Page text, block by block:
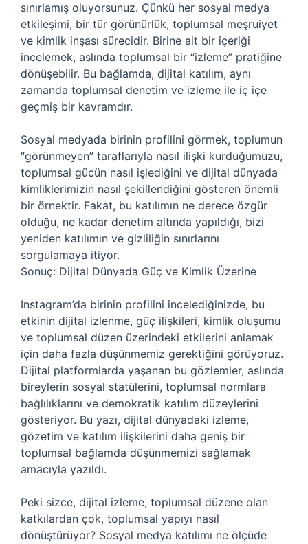
sınırlamış oluyorsunuz. Çünkü her sosyal medya
etkileşimi, bir tür görünürlük, toplumsal meşruiyet
ve kimlik inşası sürecidir. Birine ait bir içeriği
incelemek, aslında toplumsal bir “izleme” pratiğine
dönüşebilir. Bu bağlamda, dijital katılım, aynı
zamanda toplumsal denetim ve izleme ile iç içe
geçmiş bir kavramdır.
Sosyal medyada birinin profilini görmek, toplumun
“görünmeyen” taraflarıyla nasıl ilişki kurduğumuzu,
toplumsal gücün nasıl işlediğini ve dijital dünyada
kimliklerimizin nasıl şekillendiğini gösteren önemli
bir örnektir. Fakat, bu katılımın ne derece özgür
olduğu, ne kadar denetim altında yapıldığı, bizi
yeniden katılımın ve gizliliğin sınırlarını
sorgulamaya itiyor.
Sonuç: Dijital Dünyada Güç ve Kimlik Üzerine
Instagram’da birinin profilini incelediğinizde, bu
etkinin dijital izlenme, güç ilişkileri, kimlik oluşumu
ve toplumsal düzen üzerindeki etkilerini anlamak
için daha fazla düşünmemiz gerektiğini görüyoruz.
Dijital platformlarda yaşanan bu gözlemler, aslında
bireylerin sosyal statülerini, toplumsal normlara
bağlılıklarını ve demokratik katılım düzeylerini
gösteriyor. Bu yazı, dijital dünyadaki izleme,
gözetim ve katılım ilişkilerini daha geniş bir
toplumsal bağlamda düşünmemizi sağlamak
amacıyla yazıldı.
Peki sizce, dijital izleme, toplumsal düzene olan
katkılardan çok, toplumsal yapıyı nasıl
dönüştürüyor? Sosyal medya katılımı ne ölçüde